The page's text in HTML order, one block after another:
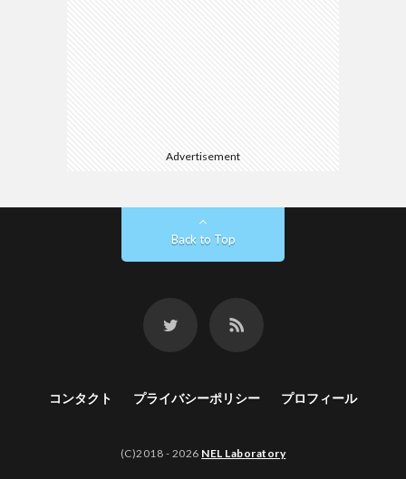
Advertisement
Back to Top
コンタクト プライバシーポリシー プロフィール
(C)2018 - 2026 NEL Laboratory